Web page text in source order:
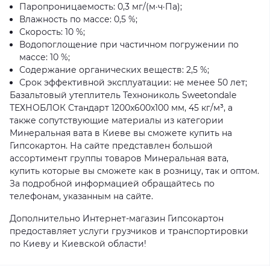
Паропроницаемость: 0,3 мг/(м·ч·Па);
Влажность по массе: 0,5 %;
Скорость: 10 %;
Водопоглощение при частичном погружении по
массе: 10 %;
Содержание органических веществ: 2,5 %;
Срок эффективной эксплуатации: не менее 50 лет;
Базальтовый утеплитель Технониколь Sweetondale
ТЕХНОБЛОК Стандарт 1200x600x100 мм, 45 кг/м³, а
также сопутствующие материалы из категории
Минеральная вата в Киеве вы сможете купить на
Гипсокартон. На сайте представлен большой
ассортимент группы товаров Минеральная вата,
купить которые вы сможете как в розницу, так и оптом.
За подробной информацией обращайтесь по
телефонам, указанным на сайте.
Дополнительно Интернет-магазин Гипсокартон
предоставляет услуги грузчиков и транспортировки
по Киеву и Киевской области!